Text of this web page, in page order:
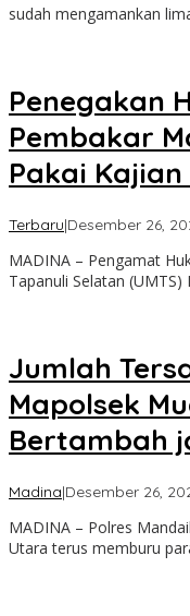
sudah mengamankan
Penegakan
Pembakar
Pakai
Terbaru|Desember 26,
MADINA – Pengamat
Tapanuli Selatan (UMTS)
Jumlah
Mapolsek
Bertambah
Madina|Desember 26,
MADINA – Polres
Utara terus memburu